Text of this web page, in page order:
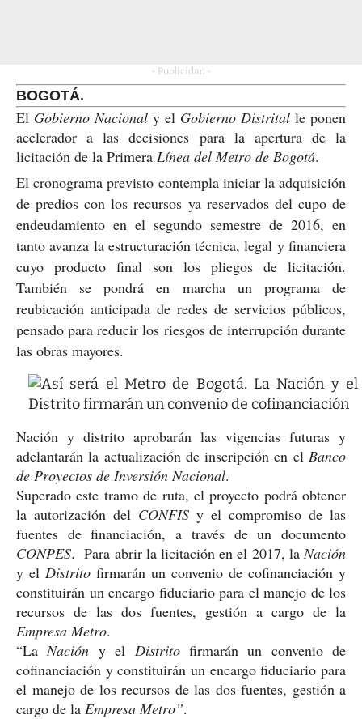
- Publicidad -
BOGOTÁ.
El Gobierno Nacional y el Gobierno Distrital le ponen
acelerador a las decisiones para la apertura de la
licitación de la Primera Línea del Metro de Bogotá.
El cronograma previsto contempla iniciar la adquisición
de predios con los recursos ya reservados del cupo de
endeudamiento en el segundo semestre de 2016, en
tanto avanza la estructuración técnica, legal y financiera
cuyo producto final son los pliegos de licitación.
También se pondrá en marcha un programa de
reubicación anticipada de redes de servicios públicos,
pensado para reducir los riesgos de interrupción durante
las obras mayores.
Nación y distrito aprobarán las vigencias futuras y
adelantarán la actualización de inscripción en el Banco
de Proyectos de Inversión Nacional.
Superado este tramo de ruta, el proyecto podrá obtener
la autorización del CONFIS y el compromiso de las
fuentes de financiación, a través de un documento
CONPES. Para abrir la licitación en el 2017, la Nación
y el Distrito firmarán un convenio de cofinanciación y
constituirán un encargo fiduciario para el manejo de los
recursos de las dos fuentes, gestión a cargo de la
Empresa Metro.
“La Nación y el Distritofirmarán un convenio de
cofinanciación y constituirán un encargo fiduciario para
el manejo de los recursos de las dos fuentes, gestión a
cargo de la Empresa Metro”.